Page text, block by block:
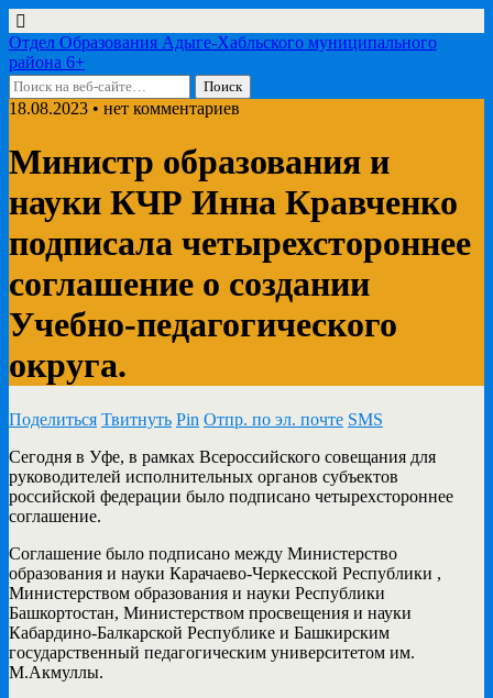
Отдел Образования Адыге-Хабльского муниципального
района 6+
18.08.2023 • нет комментариев
Министр образования и
науки КЧР Инна Кравченко
подписала четырехстороннее
соглашение о создании
Учебно-педагогического
округа.
Поделиться Твитнуть Pin Отпр. по эл. почте SMS
Сегодня в Уфе, в рамках Всероссийского совещания для
руководителей исполнительных органов субъектов
российской федерации было подписано четырехстороннее
соглашение.
Соглашение было подписано между Министерство
образования и науки Карачаево-Черкесской Республики ,
Министерством образования и науки Республики
Башкортостан, Министерством просвещения и науки
Кабардино-Балкарской Республике и Башкирским
государственный педагогическим университетом им.
М.Акмуллы.